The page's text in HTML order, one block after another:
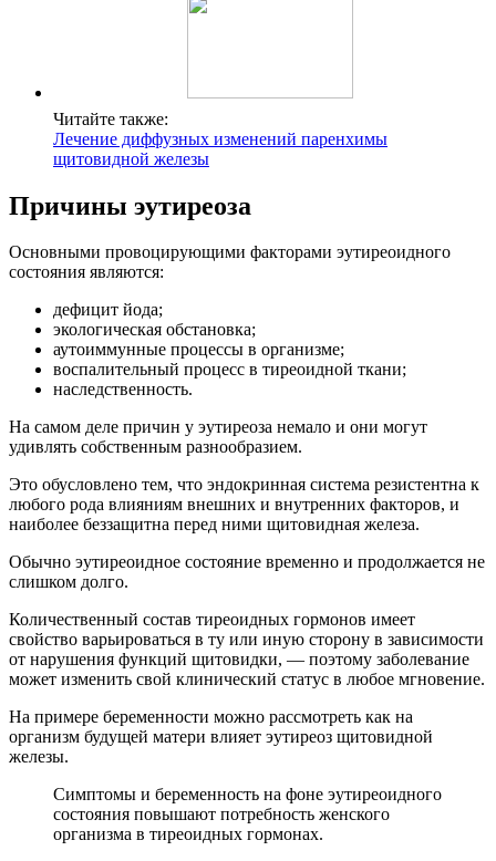
Читайте также:
Лечение диффузных изменений паренхимы
щитовидной железы
Причины эутиреоза
Основными провоцирующими факторами эутиреоидного
состояния являются:
дефицит йода;
экологическая обстановка;
аутоиммунные процессы в организме;
воспалительный процесс в тиреоидной ткани;
наследственность.
На самом деле причин у эутиреоза немало и они могут
удивлять собственным разнообразием.
Это обусловлено тем, что эндокринная система резистентна к
любого рода влияниям внешних и внутренних факторов, и
наиболее беззащитна перед ними щитовидная железа.
Обычно эутиреоидное состояние временно и продолжается не
слишком долго.
Количественный состав тиреоидных гормонов имеет
свойство варьироваться в ту или иную сторону в зависимости
от нарушения функций щитовидки, — поэтому заболевание
может изменить свой клинический статус в любое мгновение.
На примере беременности можно рассмотреть как на
организм будущей матери влияет эутиреоз щитовидной
железы.
Симптомы и беременность на фоне эутиреоидного
состояния повышают потребность женского
организма в тиреоидных гормонах.